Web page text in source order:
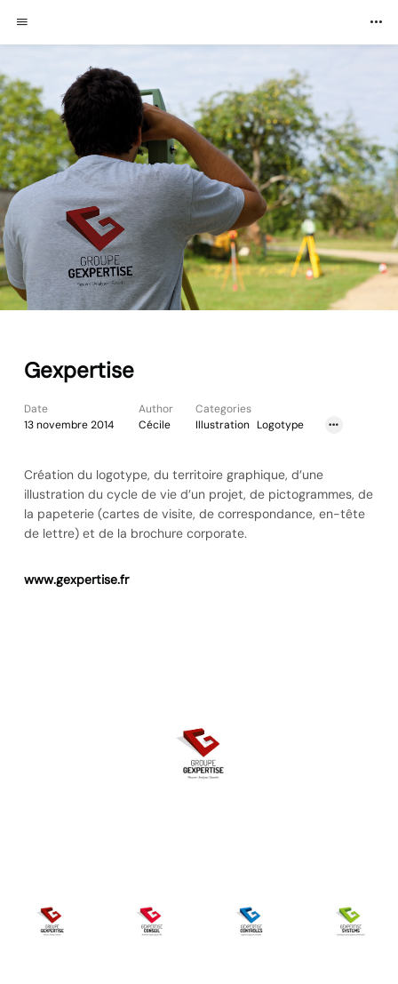
Gexpertise
Date
13 novembre 2014
Author
Cécile
Categories
Illustration Logotype
Web
Création du logotype, du territoire graphique, d’une
illustration du cycle de vie d’un projet, de pictogrammes, de
la papeterie (cartes de visite, de correspondance, en-tête
de lettre) et de la brochure corporate.
www.gexpertise.fr